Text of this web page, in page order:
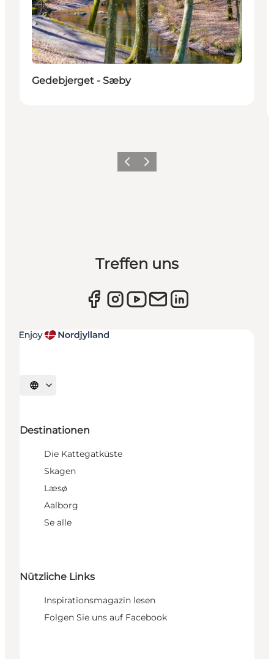
Gedebjerget - Sæby
ZurückWeiter
Treffen uns
Sprache auswählen
Destinationen
Die Kattegatküste
Skagen
Læsø
Aalborg
Se alle
Nützliche Links
Inspirationsmagazin lesen
Folgen Sie uns auf Facebook